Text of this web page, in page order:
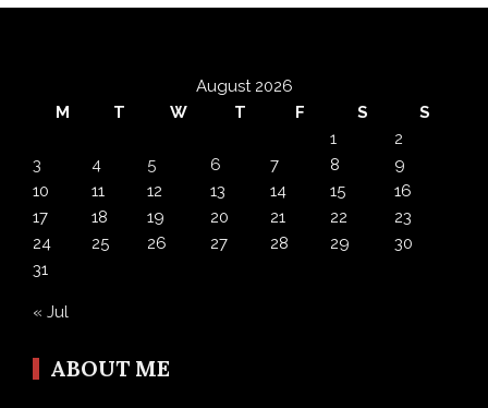
August 2026
M
T W T F S
S
1
2
3
4 5 6 7 8
9
10
11 12 13 14 15
16
17
18 19 20 21 22
23
24
25 26 27 28 29
30
31
« Jul
ABOUT ME